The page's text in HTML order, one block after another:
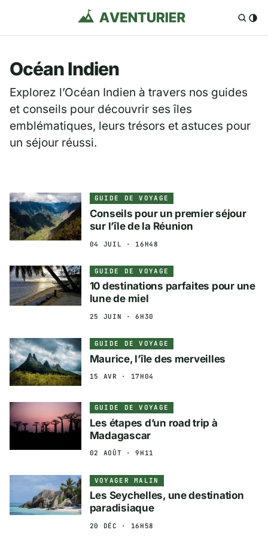
Océan Indien
Explorez l’Océan Indien à travers nos guides
et conseils pour découvrir ses îles
emblématiques, leurs trésors et astuces pour
un séjour réussi.
GUIDE DE VOYAGE
Conseils pour un premier séjour
sur l’île de la Réunion
04 JUIL · 16H48
GUIDE DE VOYAGE
10 destinations parfaites pour une
lune de miel
25 JUIN · 6H30
GUIDE DE VOYAGE
Maurice, l’île des merveilles
15 AVR · 17H04
GUIDE DE VOYAGE
Les étapes d’un road trip à
Madagascar
02 AOÛT · 9H11
VOYAGER MALIN
Les Seychelles, une destination
paradisiaque
20 DÉC · 16H58